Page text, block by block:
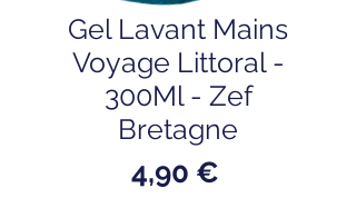
Gel Lavant Mains
Voyage Littoral -
300Ml - Zef
Bretagne
4,90 €